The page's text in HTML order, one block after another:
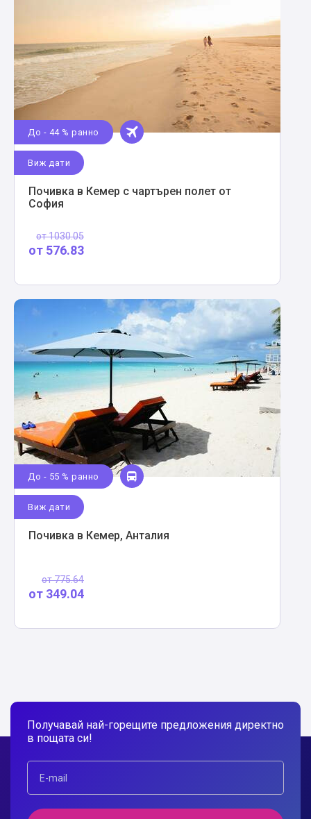
До - 44 % ранно
Виж дати
Почивка в Кемер с чартърен полет от
София
от1030.05
от 576.83
До - 55 % ранно
Виж дати
Почивка в Кемер, Анталия
от775.64
от 349.04
Получавай най-горещите предложения директно
в пощата си!